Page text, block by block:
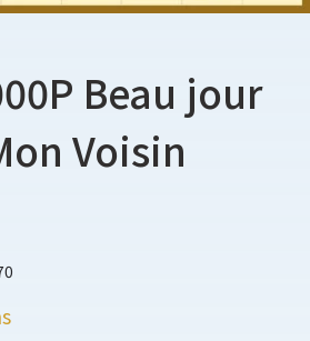
Beau jour
Voisin